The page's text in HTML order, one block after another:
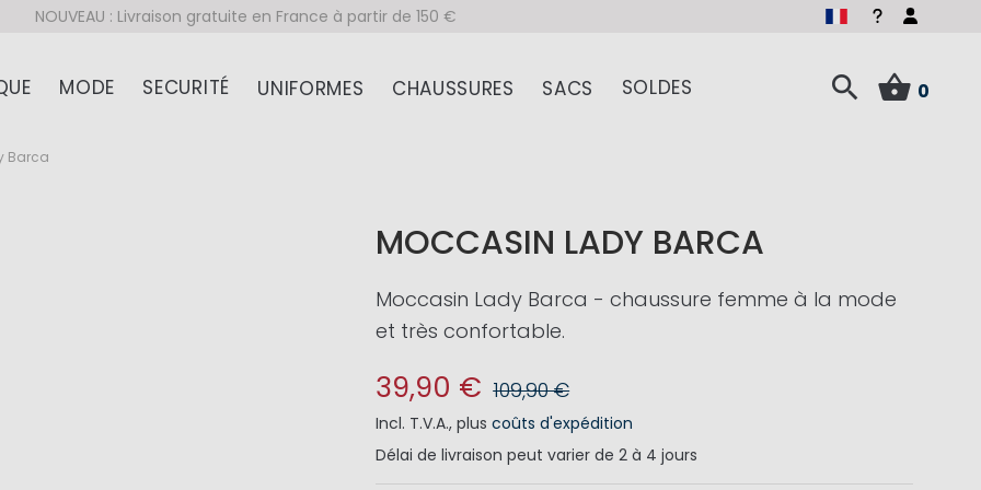
NOUVEAU : Livraison gratuite en France à partir de 150 €
MODE SECURITÉ UNIFORMES CHAUSSURES SACS SOLDES 0
Barca
MOCCASIN LADY BARCA
Moccasin Lady Barca - chaussure femme à la mode
et très confortable.
39,90 € 109,90 €
Incl. T.V.A.,pluscoûts d'expédition
Délai de livraison peut varier de 2 à 4 jours